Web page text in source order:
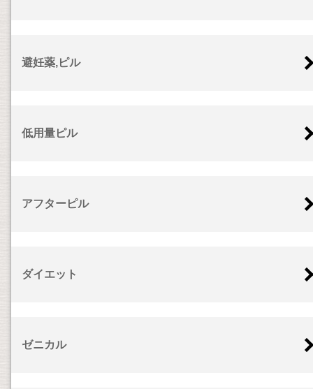
避妊薬,ピル
低用量ピル
アフターピル
ダイエット
ゼニカル